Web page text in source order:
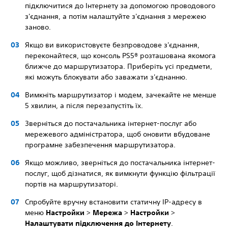
підключитися до Інтернету за допомогою проводового
з'єднання, а потім налаштуйте з'єднання з мережею
заново.
Якщо ви використовуєте безпроводове з'єднання,
переконайтеся, що консоль PS5® розташована якомога
ближче до маршрутизатора. Приберіть усі предмети,
які можуть блокувати або заважати з'єднанню.
Вимкніть маршрутизатор і модем, зачекайте не менше
5 хвилин, а після перезапустіть їх.
Зверніться до постачальника інтернет-послуг або
мережевого адміністратора, щоб оновити вбудоване
програмне забезпечення маршрутизатора.
Якщо можливо, зверніться до постачальника інтернет-
послуг, щоб дізнатися, як вимкнути функцію фільтрації
портів на маршрутизаторі.
Спробуйте вручну встановити статичну IP-адресу в
меню Настройки > Мережа > Настройки >
Налаштувати підключення до Інтернету.